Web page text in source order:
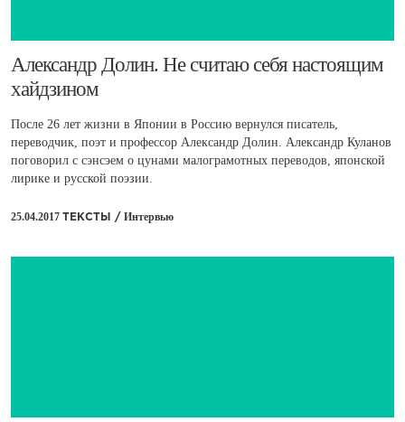
​Александр Долин. Не считаю себя настоящим
хайдзином
После 26 лет жизни в Японии в Россию вернулся писатель,
переводчик, поэт и профессор Александр Долин. Александр Куланов
поговорил с сэнсэем о цунами малограмотных переводов, японской
лирике и русской поэзии.
25.04.2017 ТЕКСТЫ / Интервью